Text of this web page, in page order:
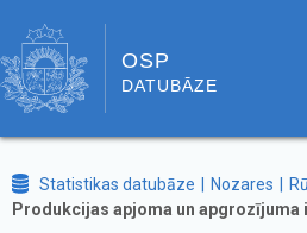
OSP
DATUBĀZE
Statistikas datubāze Nozares
Produkcijas apjoma un apgrozījuma